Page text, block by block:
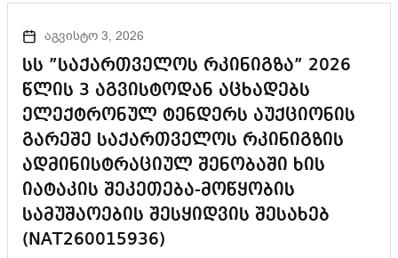
აგვისტო 3, 2026
სს ”საქართველოს რკინიგზა” 2026
წლის 3 აგვისტოდან აცხადებს
ელექტრონულ ტენდერს აუქციონის
გარეშე საქართველოს რკინიგზის
ადმინისტრაციულ შენობაში ხის
იატაკის შეკეთება-მოწყობის
სამუშაოების შესყიდვის შესახებ
(NAT260015936)